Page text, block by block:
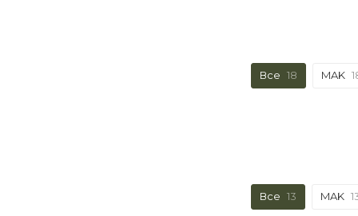
Все 18 MAK
Все 13 MAK